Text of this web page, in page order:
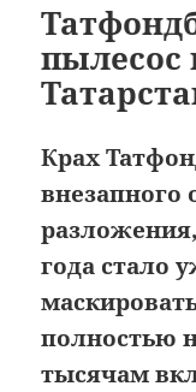
пылесос
Крах
внезапного
года стало
полностью
тысячам